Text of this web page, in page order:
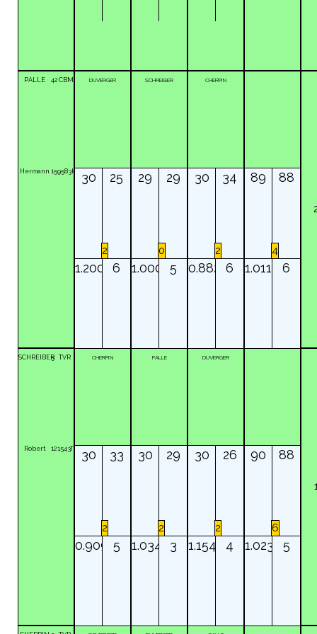
PALLE 42 CBM
Hermann 159583K
DUVERGER
30 25
1.200 6
2
SCHREIBER
29 29
1.000 5
0
CHERPIN
30 34
0.882 6
2
89 88
1.011 6
4
SCHREIBER
5 TVR
Robert 121543T
CHERPIN
30 33
0.909 5
2
PALLE
30 29
1.034 3
2
DUVERGER
30 26
1.154 4
2
90 88
1.023 5
6